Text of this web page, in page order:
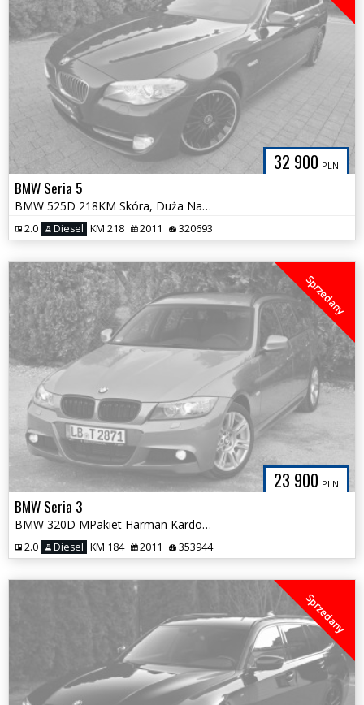
32 900 PLN
BMW Seria 5
BMW 525D 218KM Skóra, Duża Navi, Panorama, Alu `19 BiXenon Skrętny
2.0 Diesel KM 218 2011 320693
23 900 PLN
Sprzedany
BMW Seria 3
BMW 320D MPakiet Harman Kardon Duża Navi NOWY ROZRZĄD Bezwypadkowa
2.0 Diesel KM 184 2011 353944
Sprzedany